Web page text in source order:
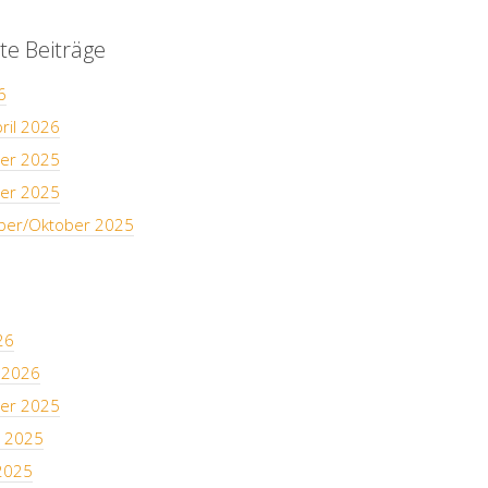
Beiträge
2026
2025
2025
Oktober 2025
2025